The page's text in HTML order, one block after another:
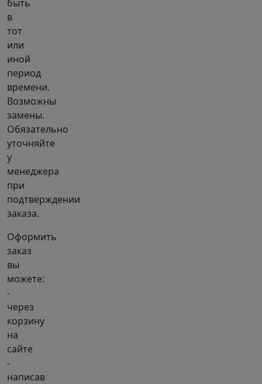
быть
в
тот
или
иной
период
времени.
Возможны
замены.
Обязательно
уточняйте
у
менеджера
при
подтверждении
заказа.
Оформить
заказ
вы
можете:
-
через
корзину
на
сайте
-
написав